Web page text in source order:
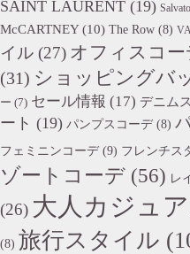
SAINT LAURENT (19)
McCARTNEY(10) The Row (8)
イル (27) オフィスコー
(31) ショッピングバ
ー (7) セール情報 (17) デニム
ート (19) パンプスコーデ(8)
フェミニンコーデ(9) フレンチス
ゾートコーデ (56) レ
(26) 大人カジュ
(8) 旅行スタイル